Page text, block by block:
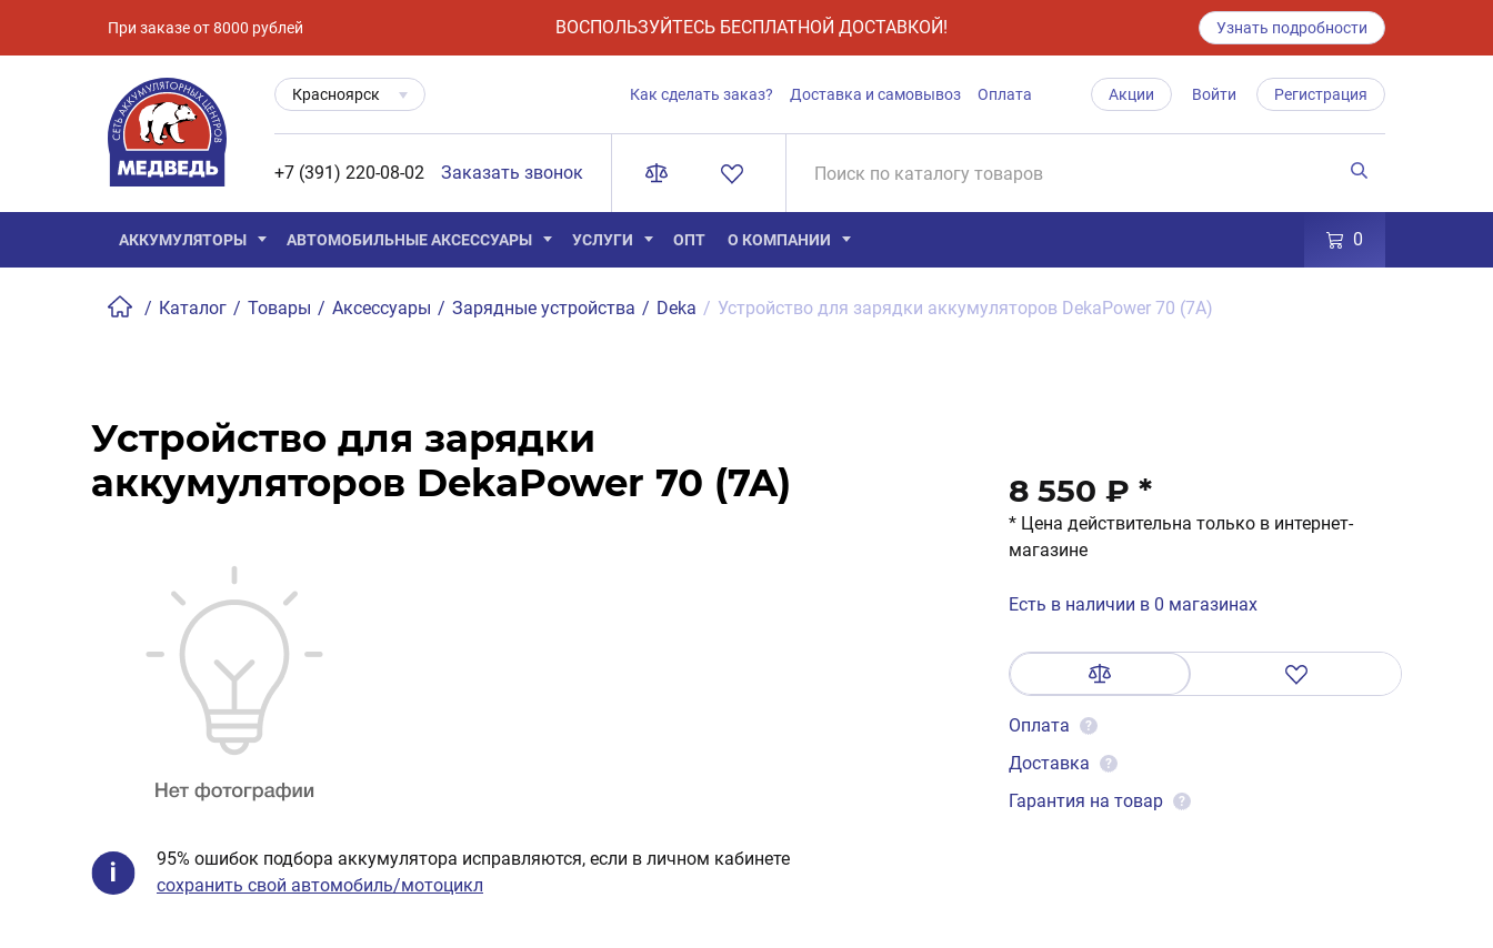
При заказе от 8000 рублей ВОСПОЛЬЗУЙТЕСЬ БЕСПЛАТНОЙ ДОСТАВКОЙ! Узнать подробности
Красноярск Как сделать заказ? Доставка и самовывоз Оплата Акции Войти Регистрация
+7 (391) 220-08-02 Заказать звонок
АККУМУЛЯТОРЫ АВТОМОБИЛЬНЫЕ АКСЕССУАРЫ УСЛУГИ ОПТ О КОМПАНИИ 0
/ Каталог / Товары / Аксессуары / Зарядные устройства / Deka / Устройство для зарядки аккумуляторов DekaPower 70 (7A)
Устройство для зарядки
аккумуляторов DekaPower 70 (7A)
95% ошибок подбора аккумулятора исправляются, если в личном кабинете
сохранить свой автомобиль/мотоцикл
8 550 ₽ *
* Цена действительна только в интернет-
магазине
Есть в наличии в 0 магазинах
Оплата ?
Доставка ?
Гарантия на товар ?